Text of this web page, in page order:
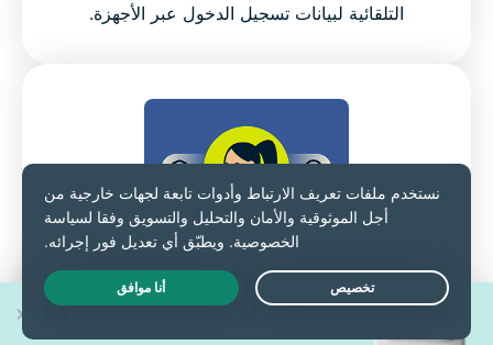
التلقائية لبيانات تسجيل الدخول عبر الأجهزة.
رقابة أبوية لاستخدام عائلي آمن
للإنترنت
Live Chat
اربح واحدًا من 30 هاتف